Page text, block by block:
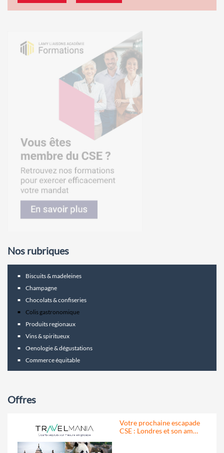
Nos rubriques
Biscuits & madeleines
Champagne
Chocolats & confiseries
Colis gastronomique
Produits regionaux
Vins & spiritueux
Oenologie & dégustations
Commerce équitable
Offres
Votre prochaine escapade
CSE : Londres et son am…